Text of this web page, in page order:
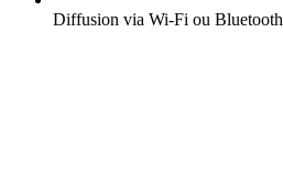
Diffusion via Wi-Fi ou Bluetooth